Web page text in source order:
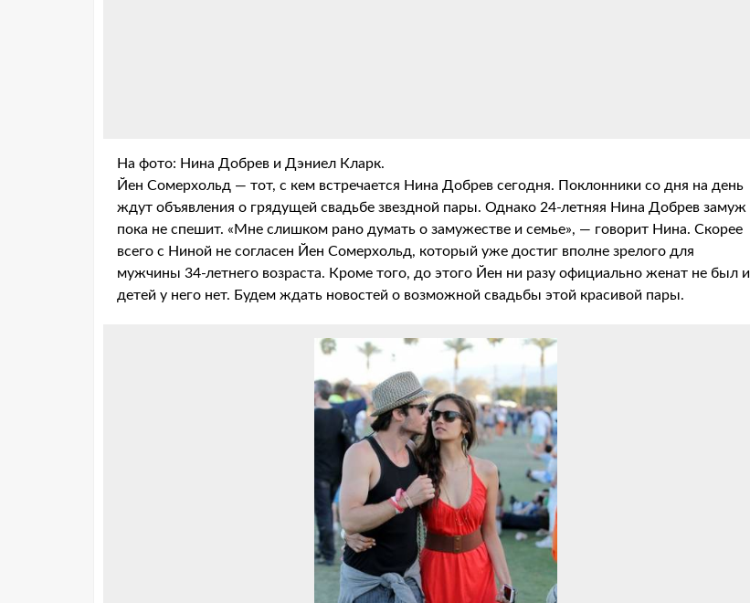
На фото: Нина Добрев и Дэниел Кларк.
Йен Сомерхольд — тот, с кем встречается Нина Добрев сегодня. Поклонники со дня на день
ждут объявления о грядущей свадьбе звездной пары. Однако 24-летняя Нина Добрев замуж
пока не спешит. «Мне слишком рано думать о замужестве и семье», — говорит Нина. Скорее
всего с Ниной не согласен Йен Сомерхольд, который уже достиг вполне зрелого для
мужчины 34-летнего возраста. Кроме того, до этого Йен ни разу официально женат не был и
детей у него нет. Будем ждать новостей о возможной свадьбы этой красивой пары.